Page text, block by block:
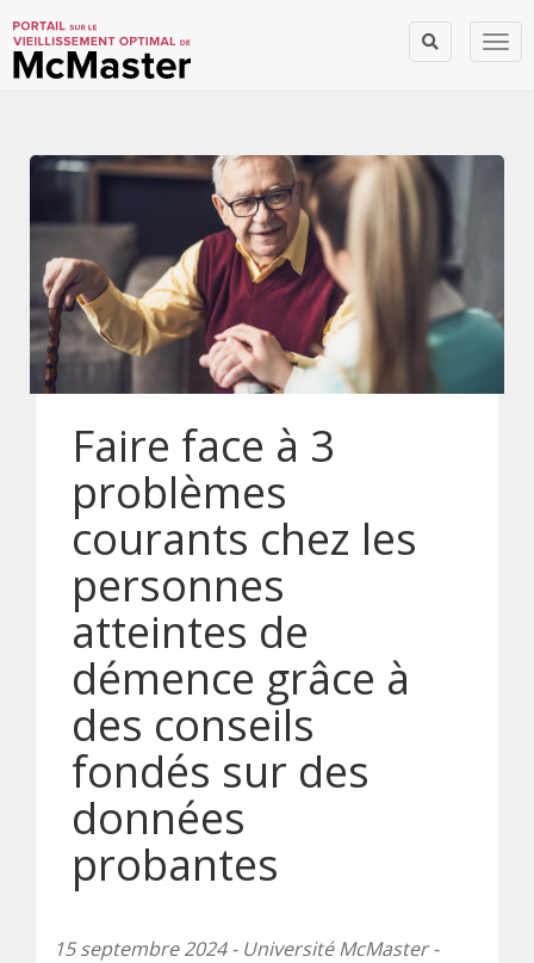
Faire face à 3
problèmes
courants chez les
personnes
atteintes de
démence grâce à
des conseils
fondés sur des
données
probantes
15 septembre 2024 - Université McMaster -